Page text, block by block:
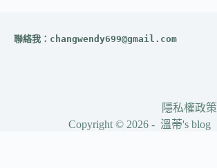
聯絡我： changwendy699@gmail.com
隱私權政策
Copyright © 2026 - 溫蒂's blog